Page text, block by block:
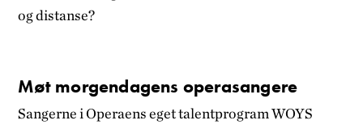
og distanse?
Møt morgendagens operasangere
Sangerne i Operaens eget talentprogram WOYS